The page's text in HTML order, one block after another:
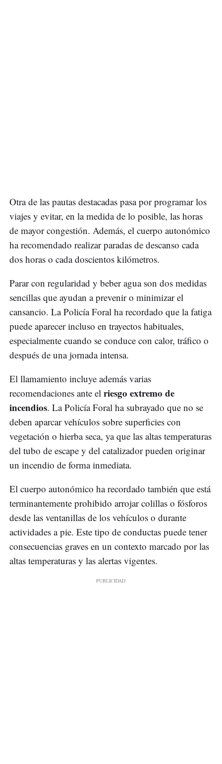
Otra de las pautas destacadas pasa por programar los
viajes y evitar, en la medida de lo posible, las horas
de mayor congestión. Además, el cuerpo autonómico
ha recomendado realizar paradas de descanso cada
dos horas o cada doscientos kilómetros.
Parar con regularidad y beber agua son dos medidas
sencillas que ayudan a prevenir o minimizar el
cansancio. La Policía Foral ha recordado que la fatiga
puede aparecer incluso en trayectos habituales,
especialmente cuando se conduce con calor, tráfico o
después de una jornada intensa.
El llamamiento incluye además varias
recomendaciones ante el riesgo extremo de
incendios. La Policía Foral ha subrayado que no se
deben aparcar vehículos sobre superficies con
vegetación o hierba seca, ya que las altas temperaturas
del tubo de escape y del catalizador pueden originar
un incendio de forma inmediata.
El cuerpo autonómico ha recordado también que está
terminantemente prohibido arrojar colillas o fósforos
desde las ventanillas de los vehículos o durante
actividades a pie. Este tipo de conductas puede tener
consecuencias graves en un contexto marcado por las
altas temperaturas y las alertas vigentes.